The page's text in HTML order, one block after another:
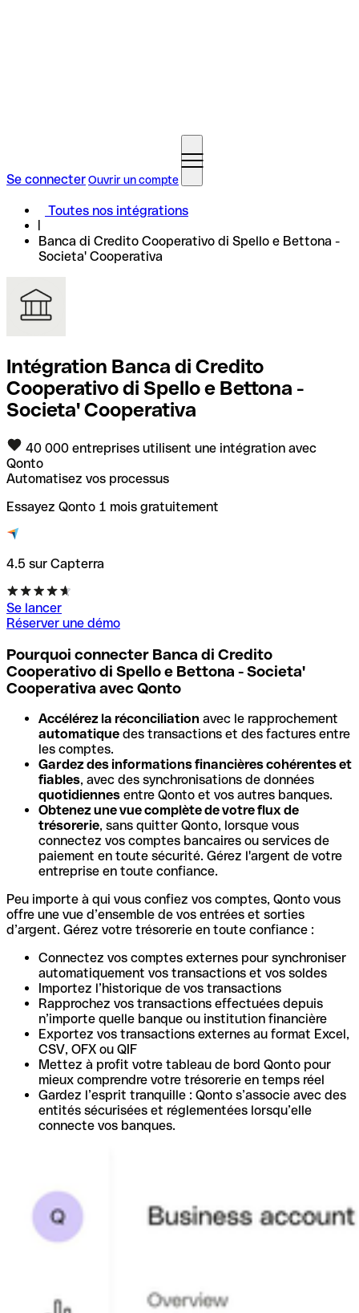
Se connecterOuvrir un compte
Toutes nos intégrations
Banca di Credito Cooperativo di Spello e Bettona -
Societa' Cooperativa
Intégration Banca di Credito
Cooperativo di Spello e Bettona -
Societa' Cooperativa
40 000 entreprises utilisent une intégration avec
Qonto
Automatisez vos processus
Essayez Qonto 1 mois gratuitement
4.5 sur Capterra
Se lancer
Réserver une démo
Pourquoi connecter Banca di Credito
Cooperativo di Spello e Bettona - Societa'
Cooperativa avec Qonto
Accélérez la réconciliation avec le rapprochement
automatique des transactions et des factures entre
les comptes.
Gardez des informations financières cohérentes et
fiables, avec des synchronisations de données
quotidiennes entre Qonto et vos autres banques.
Obtenez une vue complète de votre flux de
trésorerie, sans quitter Qonto, lorsque vous
connectez vos comptes bancaires ou services de
paiement en toute sécurité. Gérez l'argent de votre
entreprise en toute confiance.
Peu importe à qui vous confiez vos comptes, Qonto vous
offre une vue d’ensemble de vos entrées et sorties
d’argent. Gérez votre trésorerie en toute confiance :
Connectez vos comptes externes pour synchroniser
automatiquement vos transactions et vos soldes
Importez l’historique de vos transactions
Rapprochez vos transactions effectuées depuis
n’importe quelle banque ou institution financière
Exportez vos transactions externes au format Excel,
CSV, OFX ou QIF
Mettez à profit votre tableau de bord Qonto pour
mieux comprendre votre trésorerie en temps réel
Gardez l’esprit tranquille : Qonto s’associe avec des
entités sécurisées et réglementées lorsqu’elle
connecte vos banques.